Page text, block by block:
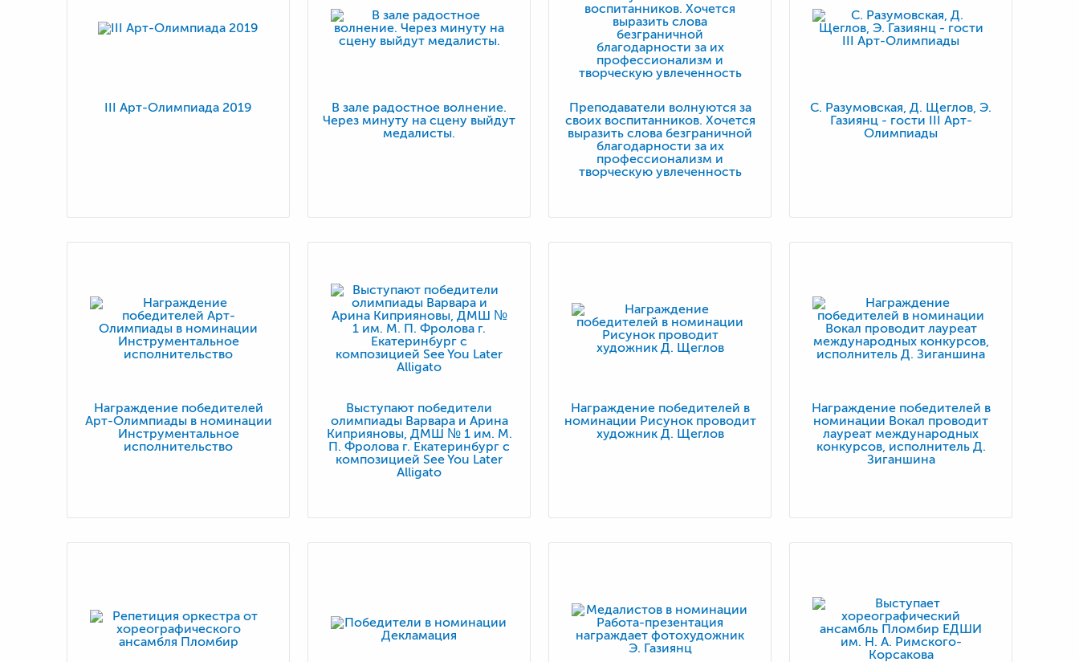
III Арт-Олимпиада 2019
В зале радостное волнение.
Через минуту на сцену выйдут
медалисты.
Преподаватели волнуются за
своих воспитанников. Хочется
выразить слова безграничной
благодарности за их
профессионализм и
творческую увлеченность
С. Разумовская, Д. Щеглов, Э.
Газиянц - гости III Арт-
Олимпиады
Награждение победителей
Арт-Олимпиады в номинации
Инструментальное
исполнительство
Выступают победители
олимпиады Варвара и Арина
Киприяновы, ДМШ № 1 им. М.
П. Фролова г. Екатеринбург с
композицией See You Later
Alligato
Награждение победителей в
номинации Рисунок проводит
художник Д. Щеглов
Награждение победителей в
номинации Вокал проводит
лауреат международных
конкурсов, исполнитель Д.
Зиганшина